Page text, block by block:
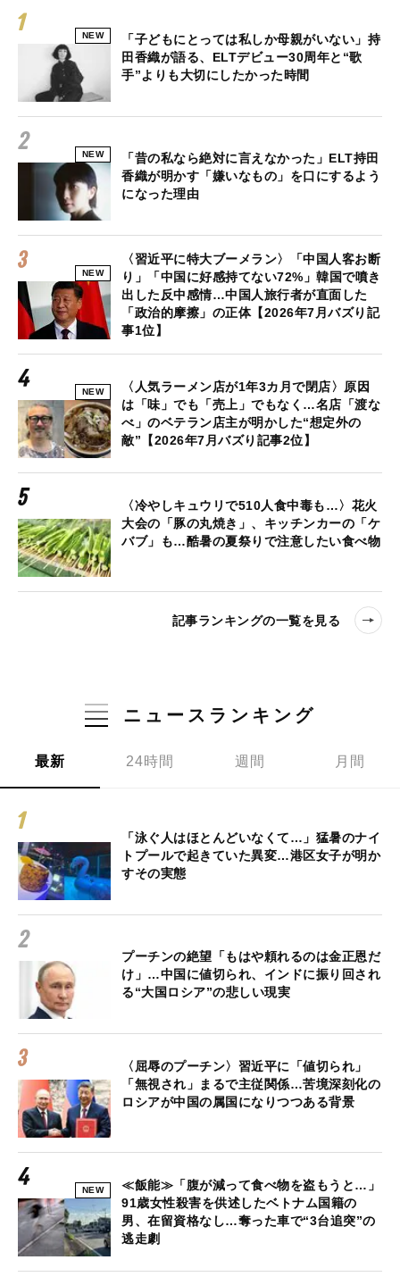
NEW
「子どもにとっては私しか母親がいない」持
田香織が語る、ELTデビュー30周年と“歌
手”よりも大切にしたかった時間
NEW
「昔の私なら絶対に言えなかった」ELT持田
香織が明かす「嫌いなもの」を口にするよう
になった理由
NEW
〈習近平に特大ブーメラン〉「中国人客お断
り」「中国に好感持てない72%」韓国で噴き
出した反中感情…中国人旅行者が直面した
「政治的摩擦」の正体【2026年7月バズり記
事1位】
NEW
〈人気ラーメン店が1年3カ月で閉店〉原因
は「味」でも「売上」でもなく…名店「渡な
べ」のベテラン店主が明かした“想定外の
敵”【2026年7月バズり記事2位】
〈冷やしキュウリで510人食中毒も…〉花火
大会の「豚の丸焼き」、キッチンカーの「ケ
バブ」も…酷暑の夏祭りで注意したい食べ物
記事ランキングの一覧を見る
ニュースランキング
最新 24時間 週間 月間
「泳ぐ人はほとんどいなくて…」猛暑のナイ
トプールで起きていた異変…港区女子が明か
すその実態
プーチンの絶望「もはや頼れるのは金正恩だ
け」…中国に値切られ、インドに振り回され
る“大国ロシア”の悲しい現実
〈屈辱のプーチン〉習近平に「値切られ」
「無視され」まるで主従関係…苦境深刻化の
ロシアが中国の属国になりつつある背景
NEW
≪飯能≫「腹が減って食べ物を盗もうと…」
91歳女性殺害を供述したベトナム国籍の
男、在留資格なし…奪った車で“3台追突”の
逃走劇